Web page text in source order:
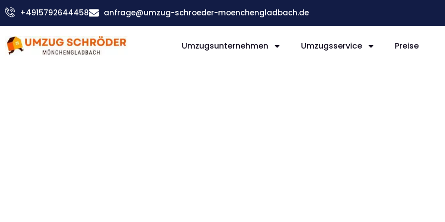
Zum
Inhalt
+4915792644458 anfrage@umzug-schroeder-moenchengladbach.de
Umzugsunternehmen Umzugsservice Preise